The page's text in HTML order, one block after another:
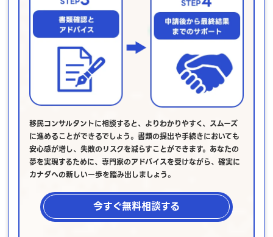
移民コンサルタントに相談すると、よりわかりやすく、スムーズ
に進めることができるでしょう。書類の提出や手続きにおいても
安心感が増し、失敗のリスクを減らすことができます。あなたの
夢を実現するために、専門家のアドバイスを受けながら、確実に
カナダへの新しい一歩を踏み出しましょう。
今すぐ無料相談する